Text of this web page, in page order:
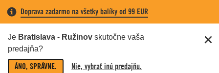
Doprava zadarmo na všetky balíky od 99 EUR
Je Bratislava - Ružinov skutočne vaša
predajňa?
ÁNO, SPRÁVNE. Nie, vybrať inú predajňu.